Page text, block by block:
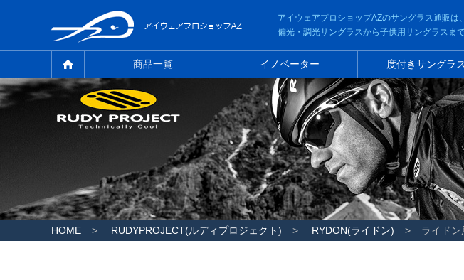
アイウェアプロショップAZのサングラス通販は
偏光・調光サングラスから子供用サングラスま
商品一覧 イノベーター 度付きサングラス
HOME RUDYPROJECT(ルディプロジェクト) RYDON(ライドン) ライド